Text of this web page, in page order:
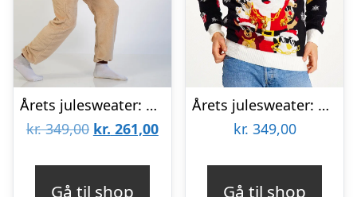
Årets julesweater: Påskehare Jumpsuit – Voksen. Ugly Christmas Sweater lavet i Danmark
kr.349,00 Den
kr. 261,00Den
Gå til shop
Årets julesweater: Make It Rein – herre / mænd. Ugly Christmas Sweater lavet i Danmark
kr. 349,00
Gå til shop